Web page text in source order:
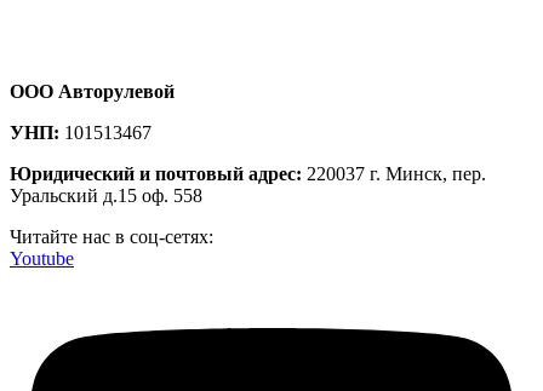
ООО Авторулевой
УНП: 101513467
Юридический и почтовый адрес: 220037 г. Минск, пер.
Уральский д.15 оф. 558
Читайте нас в соц-сетях:
Youtube